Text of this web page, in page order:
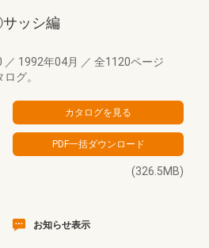
ッシ編
／ 1992年04月 ／ 全1120ページ
グ。
(326.5MB)
お知らせ表示